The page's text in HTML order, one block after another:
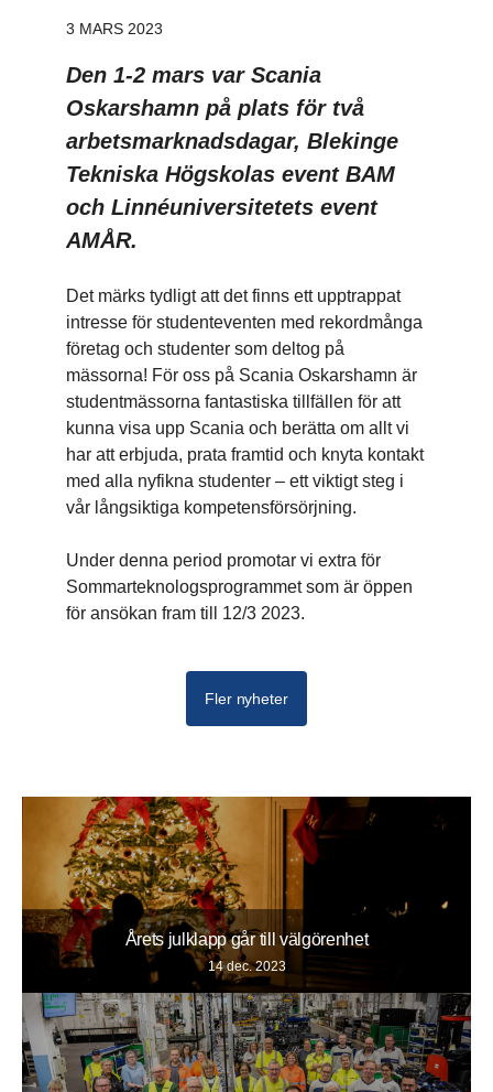
3 MARS 2023
Den 1-2 mars var Scania
Oskarshamn på plats för två
arbetsmarknadsdagar, Blekinge
Tekniska Högskolas event BAM
och Linnéuniversitetets event
AMÅR.
Det märks tydligt att det finns ett upptrappat
intresse för studenteventen med rekordmånga
företag och studenter som deltog på
mässorna! För oss på Scania Oskarshamn är
studentmässorna fantastiska tillfällen för att
kunna visa upp Scania och berätta om allt vi
har att erbjuda, prata framtid och knyta kontakt
med alla nyfikna studenter – ett viktigt steg i
vår långsiktiga kompetensförsörjning.
Under denna period promotar vi extra för
Sommarteknologsprogrammet som är öppen
för ansökan fram till 12/3 2023.
Fler nyheter
Årets julklapp går till välgörenhet
14 dec. 2023